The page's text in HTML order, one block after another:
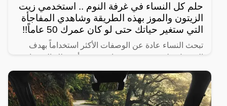
حلم كل النساء في غرفة النوم .. استخدمي زيت
الزيتون والموز بهذه الطريقة وشاهدي المفاجأة
التي ستغير حياتك حتى لو كان عمرك 50 عاماً!!
تبحث النساء عادة عن الوصفات الأكثر استخداماً بهدف
الحصول على شعر صحي وناعم، ومن أبرز تلك الوصفات
الخاصة بالبشرة والجسم للحصول على أفضل نتيجة خلال
فترة قصيرة،